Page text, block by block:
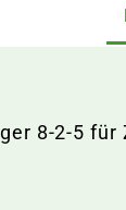
8-2-5